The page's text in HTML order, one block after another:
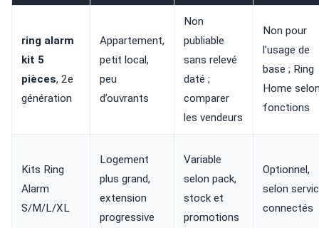
ring alarm
kit 5
pièces, 2e
génération
Appartement,
petit local,
peu
d’ouvrants
Non
publiable
sans relevé
daté ;
comparer
les vendeurs
Non pour
l’usage de
base ; Ring
Home
fonctions
Kits Ring
Alarm
S/M/L/XL
Logement
plus grand,
extension
progressive
Variable
selon pack,
stock et
promotions
Optionnel,
selon
connectés